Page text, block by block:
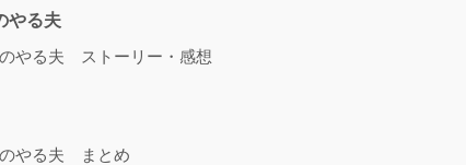
やる夫
やる夫 ストーリー・感想
のやる夫 まとめ